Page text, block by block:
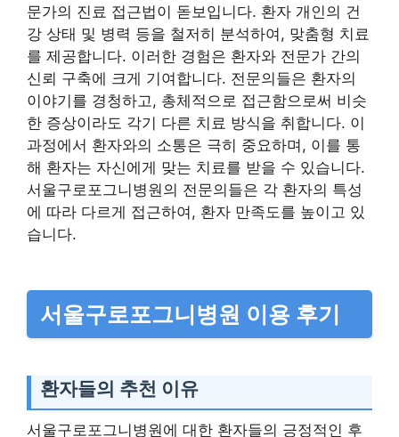
문가의 진료 접근법이 돋보입니다. 환자 개인의 건
강 상태 및 병력 등을 철저히 분석하여, 맞춤형 치료
를 제공합니다. 이러한 경험은 환자와 전문가 간의
신뢰 구축에 크게 기여합니다. 전문의들은 환자의
이야기를 경청하고, 총체적으로 접근함으로써 비슷
한 증상이라도 각기 다른 치료 방식을 취합니다. 이
과정에서 환자와의 소통은 극히 중요하며, 이를 통
해 환자는 자신에게 맞는 치료를 받을 수 있습니다.
서울구로포그니병원의 전문의들은 각 환자의 특성
에 따라 다르게 접근하여, 환자 만족도를 높이고 있
습니다.
서울구로포그니병원 이용 후기
환자들의 추천 이유
서울구로포그니병원에 대한 환자들의 긍정적인 후